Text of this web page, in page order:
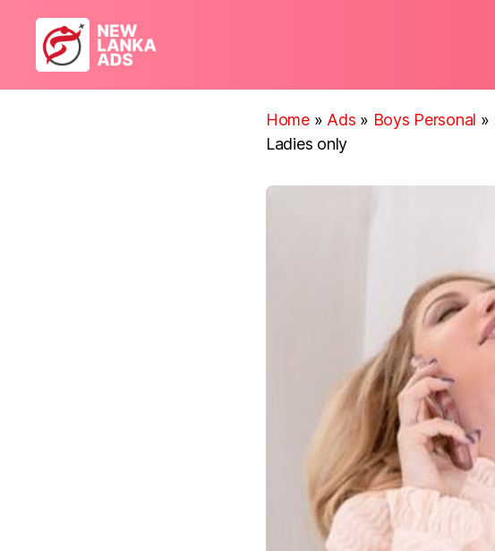
Home» Ads » Boys Personal »
Ladies only